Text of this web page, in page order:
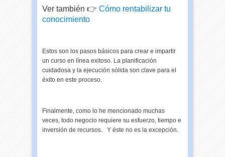
Ver también 👉Cómo rentabilizar tu
conocimiento
Estos son los pasos básicos para crear e impartir
un curso en línea exitoso. La planificación
cuidadosa y la ejecución sólida son clave para el
éxito en este proceso.
Finalmente, como lo he mencionado muchas
veces, todo negocio requiere su esfuerzo, tiempo e
inversión de recursos. Y éste no es la excepción.